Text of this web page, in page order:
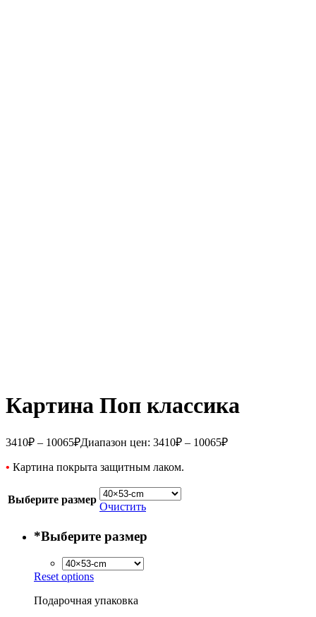
Картина Поп классика
3410₽ – 10065₽Диапазон цен: 3410₽ – 10065₽
• Картина покрыта защитным лаком.
Выберите размер
Очистить
*Выберите размер
Reset options
Подарочная упаковка